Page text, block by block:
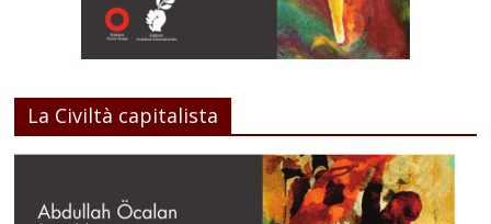
La Civiltà capitalista